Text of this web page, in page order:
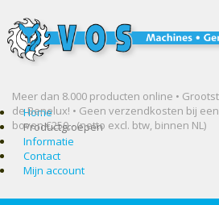
Meer dan 8.000 producten online •
de Benelux! • Geen verzendkosten bij
boven €250,- (netto excl. btw, binnen NL)
Home
Productgroepen
Informatie
Contact
Mijn account